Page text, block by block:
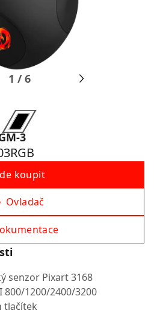
1 /6
3
koupit
Ovladač
senzor Pixart 3168
1200/2400/3200
tlačítek